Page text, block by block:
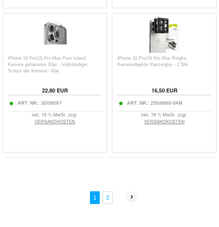
iPhone 16 Pro/16 Pro Max Puro Island
Kamera gehärtetes Glas - Vollständiger
Schutz der Kamera - Klar
22,80EUR
ART. NR.: 3009097
inkl. 19 % MwSt. zzgl.
VERSANDKOSTEN
iPhone 16 Pro/16 Pro Max Ringke
Kameraobjektiv Panzerglas - 2 Stk.
16,50EUR
ART. NR.: 2004886-VAR
inkl. 19 % MwSt. zzgl.
VERSANDKOSTEN
1 2